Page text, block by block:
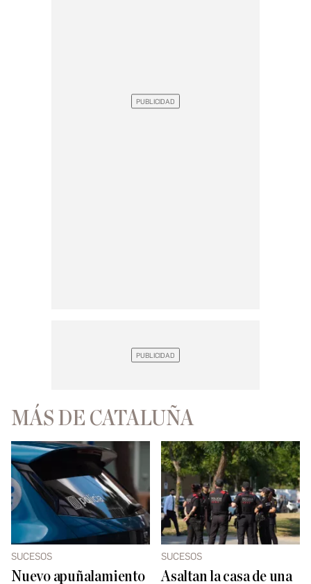
MÁS DE CATALUÑA
SUCESOS
Nuevo apuñalamiento
SUCESOS
Asaltan la casa de una